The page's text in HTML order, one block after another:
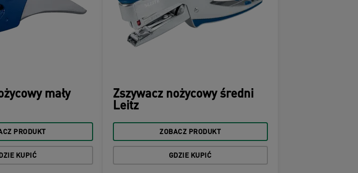
mały
PRODUKT
KUPIĆ
Zszywacz nożycowy średni
Leitz
ZOBACZ PRODUKT
GDZIE KUPIĆ